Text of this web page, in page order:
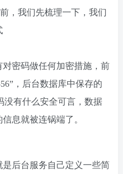
，我们先梳理一下，我们
密码做任何加密措施，前
，后台数据库中保存的
没有什么安全可言，数据
息就被连锅端了。
后台服务自己定义一些简